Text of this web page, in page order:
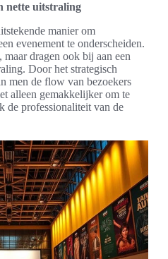
nette uitstraling
manier om
evenement te onderscheiden.
dragen ook bij aan een
Door het strategisch
men de flow van bezoekers
alleen gemakkelijker om te
de professionaliteit van de